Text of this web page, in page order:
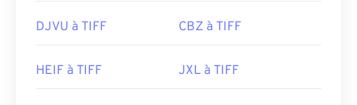
DJVU à TIFF CBZ à TIFF
HEIF à TIFF JXL à TIFF